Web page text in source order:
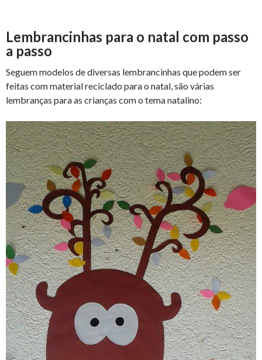
Lembrancinhas para o natal com passo
a passo
Seguem modelos de diversas lembrancinhas que podem ser
feitas com material reciclado para o natal, são várias
lembranças para as crianças com o tema natalino: